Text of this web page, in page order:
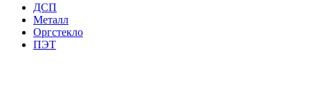
ДСП
Металл
Оргстекло
ПЭТ